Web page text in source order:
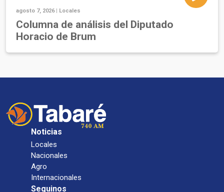
agosto 7, 2026 | Locales
Columna de análisis del Diputado
Horacio de Brum
Noticias
Locales
Nacionales
Agro
Internacionales
Seguinos